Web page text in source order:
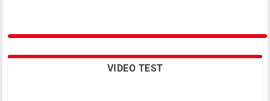
VIDEO TEST